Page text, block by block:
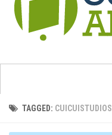
AppsTAGGED: CUICUISTUDIOS